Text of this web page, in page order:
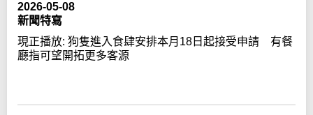
2026-05-08
新聞特寫
現正播放: 狗隻進入食肆安排本月18日起接受申請 有餐
廳指可望開拓更多客源